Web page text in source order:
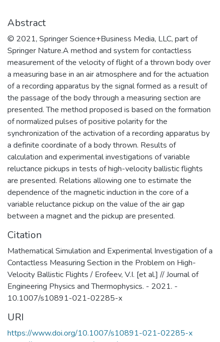
МИФИ. За прошедшие годы в Сарове
сформировано учебное заведение
нового типа, применяющее технологию
образования с открытой структурой –
исследовательский университет,
который использует интеллектуальную
и экспериментальную мощь лучших
научных и образовательных школ
России и других стран.
Сегодня СарФТИ НИЯУ МИФИ – это
более 1400 студентов в том числе:
очной формы обучения – около 1000
чел.;
очно-заочной формы обучения – более
300 чел.;
на средне-профессиональном
обучении – более 150 чел.;
Основные цели и задачи СарФТИ:
Многоуровневая подготовка
квалифицированных кадров с учётом
специфики ядерного образования и
региональных потребностей.
Переподготовка кадров с учетом
Abstract
© 2021, Springer Science+Business Media, LLC, part of
Springer Nature.A method and system for contactless
measurement of the velocity of flight of a thrown body over
a measuring base in an air atmosphere and for the actuation
of a recording apparatus by the signal formed as a result of
the passage of the body through a measuring section are
presented. The method proposed is based on the formation
of normalized pulses of positive polarity for the
synchronization of the activation of a recording apparatus by
a definite coordinate of a body thrown. Results of
calculation and experimental investigations of variable
reluctance pickups in tests of high-velocity ballistic flights
are presented. Relations allowing one to estimate the
dependence of the magnetic induction in the core of a
variable reluctance pickup on the value of the air gap
between a magnet and the pickup are presented.
Citation
Mathematical Simulation and Experimental Investigation of a
Contactless Measuring Section in the Problem on High-
Velocity Ballistic Flights / Erofeev, V.I. [et al.] // Journal of
Engineering Physics and Thermophysics. - 2021. -
10.1007/s10891-021-02285-x
URI
https://www.doi.org/10.1007/s10891-021-02285-x